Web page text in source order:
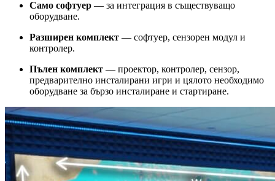
Само софтуер — за интеграция в съществуващо
оборудване.
Разширен комплект — софтуер, сензорен модул и
контролер.
Пълен комплект — проектор, контролер, сензор,
предварително инсталирани игри и цялото необходимо
оборудване за бързо инсталиране и стартиране.